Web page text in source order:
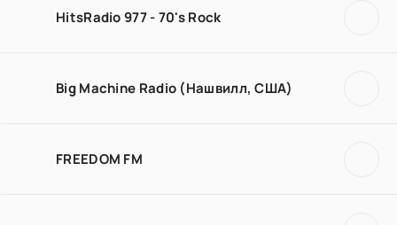
HitsRadio 977 - 70's Rock
Big Machine Radio (Нашвилл, США)
FREEDOM FM